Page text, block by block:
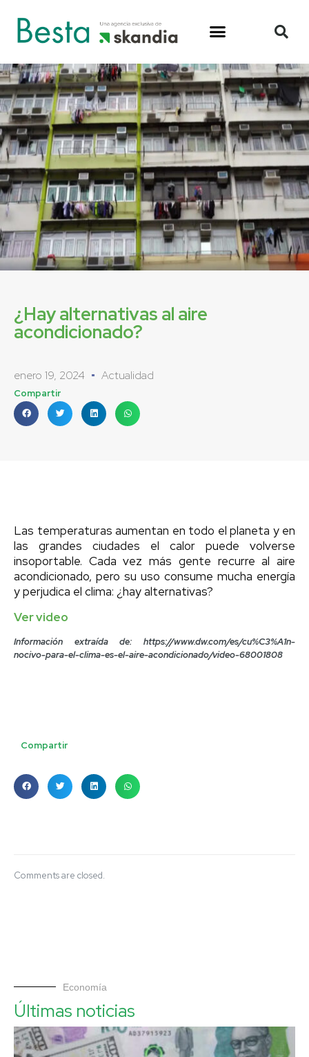
¿Hay alternativas al aire
acondicionado?
enero 19, 2024 Actualidad
Compartir
Las temperaturas aumentan en todo el planeta y en
las grandes ciudades el calor puede volverse
insoportable. Cada vez más gente recurre al aire
acondicionado, pero su uso consume mucha energía
y perjudica el clima: ¿hay alternativas?
Ver video
Información extraída de: https://www.dw.com/es/cu%C3%A1n-
nocivo-para-el-clima-es-el-aire-acondicionado/video-68001808
Compartir
Comments are closed.
Economía
Últimas noticias